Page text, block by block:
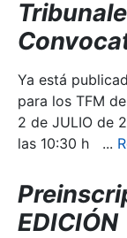
Ya está
para los TFM
2 de JULIO de
las 10:30 h ...
EDICIÓN